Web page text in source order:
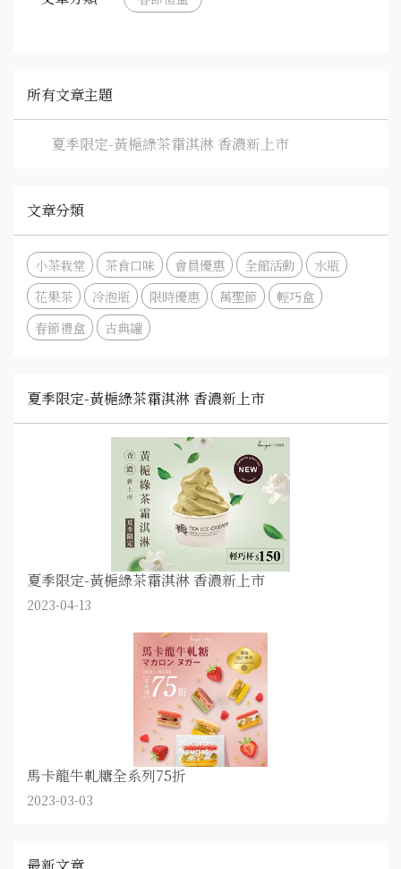
所有文章主題
夏季限定-黃梔綠茶霜淇淋 香濃新上市
文章分類
小茶栽堂 茶食口味 會員優惠 全館活動
水瓶
花果茶
冷泡瓶 限時優惠 萬聖節
輕巧盒
春節禮盒
古典罐
夏季限定-黃梔綠茶霜淇淋 香濃新上市
夏季限定-黃梔綠茶霜淇淋 香濃新上市
2023-04-13
馬卡龍牛軋糖全系列75折
2023-03-03